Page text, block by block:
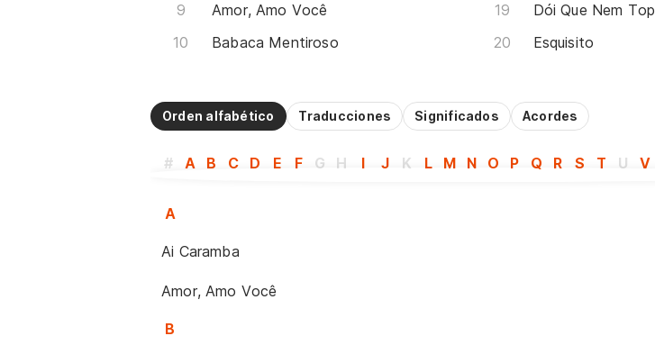
Amor, Amo Você
Babaca Mentiroso
Dói Que Nem
Esquisito
Orden alfabético Traducciones Significados Acordes
# A B C D E F G H I J K L M N O P Q R S T U V
A
Ai Caramba
Amor, Amo Você
B